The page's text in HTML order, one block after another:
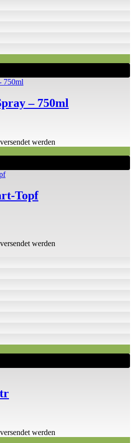
– 750ml
werden
Topf
werden
werden